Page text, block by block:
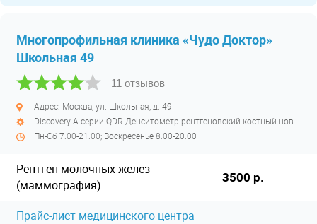
Многопрофильная клиника «Чудо Доктор»
Школьная 49
11 отзывов
Адрес: Москва, ул. Школьная, д. 49
Пн-Сб 7.00-21.00; Воскресенье 8.00-20.00
Рентген молочных желез
(маммография)
3500 р.
Прайс-лист медицинского центра